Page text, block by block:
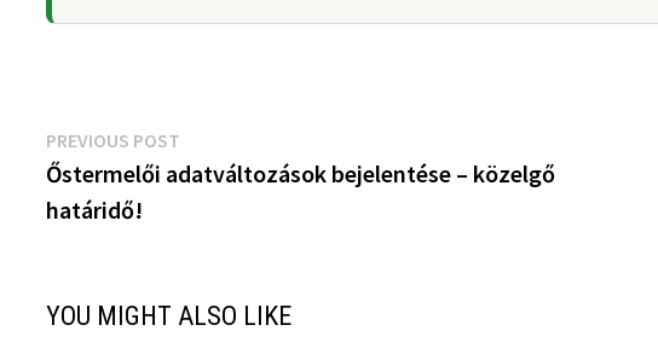
Bejegyzés
navigáció
PREVIOUS POST
post:
Őstermelői adatváltozások bejelentése – közelgő
határidő!
YOU MIGHT ALSO LIKE